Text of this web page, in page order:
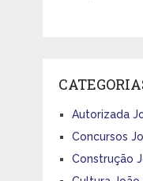
Autorizada
Concursos
Construção